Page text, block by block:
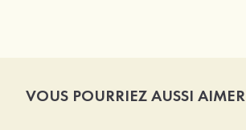
VOUS POURRIEZ AUSSI AIMER